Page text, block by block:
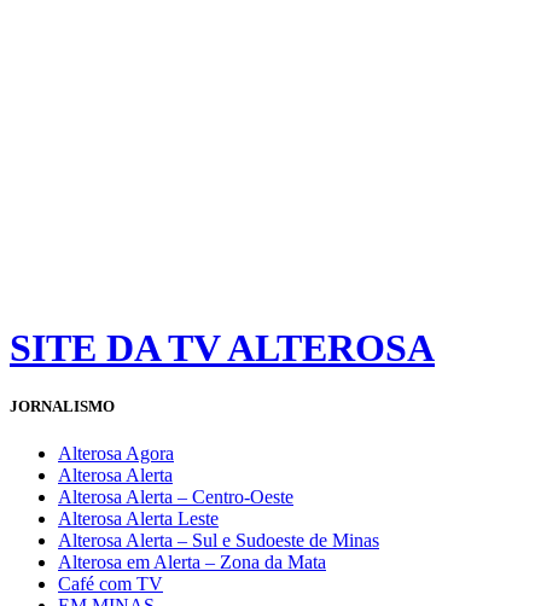
SITE DA TV ALTEROSA
JORNALISMO
Alterosa Agora
Alterosa Alerta
Alterosa Alerta – Centro-Oeste
Alterosa Alerta Leste
Alterosa Alerta – Sul e Sudoeste de Minas
Alterosa em Alerta – Zona da Mata
Café com TV